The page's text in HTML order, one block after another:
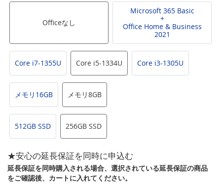
Officeなし
Microsoft 365 Basic
+
Office Home & Business
2021
Core i7-1355U Core i5-1334U Core i3-1305U
メモリ16GB メモリ8GB
512GB SSD 256GB SSD
★安心の延長保証を同時に申込む
延長保証を同時購入される場合、選択されている延長保証の商品
をご確認後、カートに入れてください。